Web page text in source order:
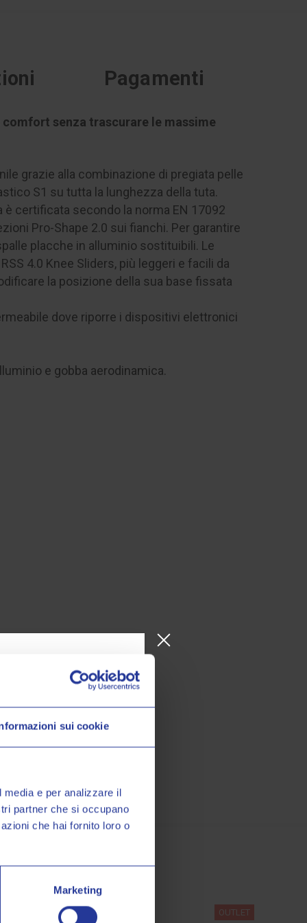
sui cookie
e per analizzare il
partner che si occupano
che hai fornito loro o
Marketing
Pagamenti
senza trascurare le massime
grazie alla combinazione di pregiata pelle
S1 su tutta la lunghezza della tuta.
certificata secondo la norma EN 17092
Pro-Shape 2.0 sui fianchi. Per garantire
placche in alluminio sostituibili. Le
4.0 Knee Sliders, più leggeri e facili da
la posizione della sua base fissata
dove riporre i dispositivi elettronici
e gobba aerodinamica.
OUTLET
Valeri Sport